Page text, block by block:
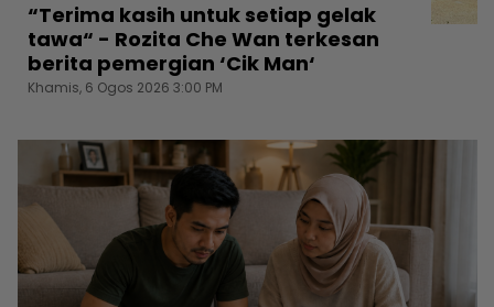
“Terima kasih untuk setiap gelak
tawa“ - Rozita Che Wan terkesan
berita pemergian ‘Cik Man‘
Khamis, 6 Ogos 2026 3:00 PM